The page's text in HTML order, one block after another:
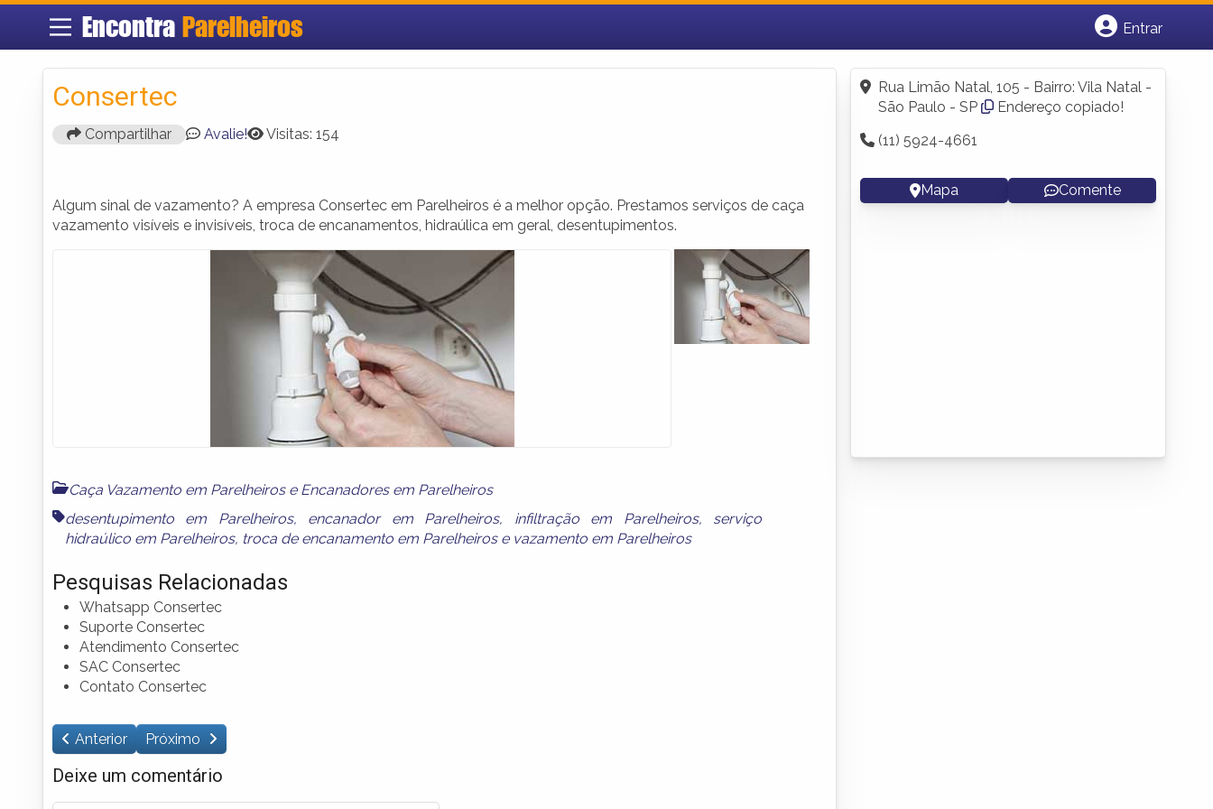
Encontra Parelheiros
Entrar
Fazer login
Criar conta
Consertec
Compartilhar Avalie! Visitas: 154
Algum sinal de vazamento? A empresa Consertec em Parelheiros é a melhor opção. Prestamos serviços de caça
vazamento visíveis e invisíveis, troca de encanamentos, hidraúlica em geral, desentupimentos.
Caça Vazamento em Parelheirose Encanadores em Parelheiros
desentupimento em Parelheiros, encanador em Parelheiros, infiltração em Parelheiros, serviço
hidraúlico em Parelheiros, troca de encanamento em Parelheirose vazamento em Parelheiros
Pesquisas Relacionadas
Whatsapp Consertec
Suporte Consertec
Atendimento Consertec
SAC Consertec
Contato Consertec
Anterior Próximo
Deixe um comentário
Rua Limão Natal, 105 - Bairro: Vila Natal -
São Paulo - SP
Endereço copiado!
(11) 5924-4661
Mapa Comente